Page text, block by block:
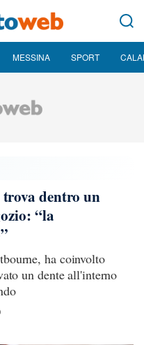
MESSINA SPORT
dentro un
“la
ha coinvolto
un dente all'interno